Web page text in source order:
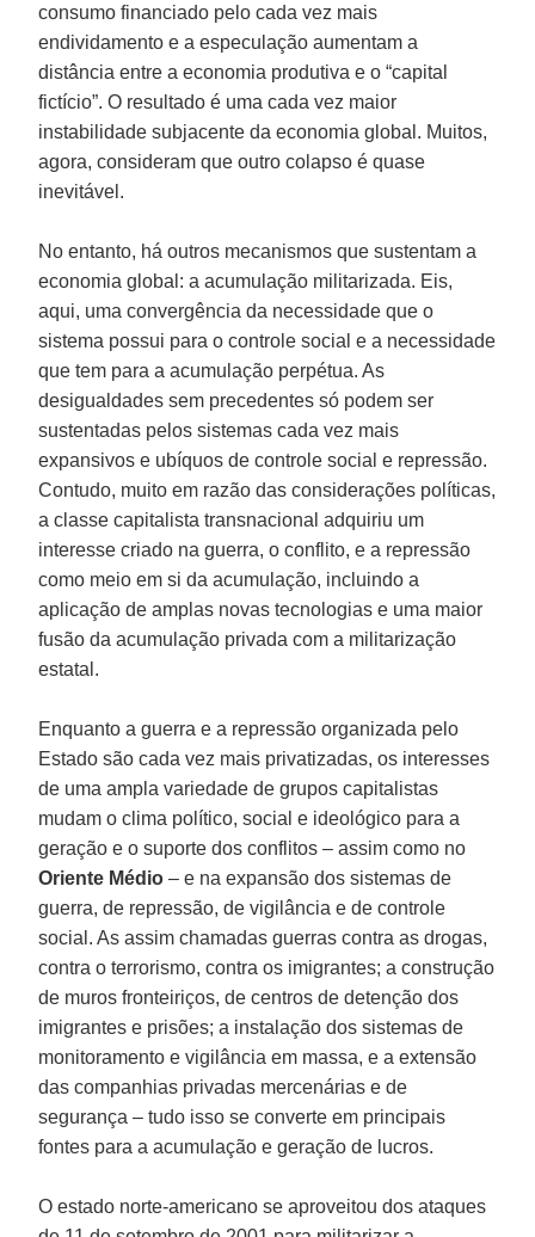
consumo financiado pelo cada vez mais
endividamento e a especulação aumentam a
distância entre a economia produtiva e o “capital
fictício”. O resultado é uma cada vez maior
instabilidade subjacente da economia global. Muitos,
agora, consideram que outro colapso é quase
inevitável.
No entanto, há outros mecanismos que sustentam a
economia global: a acumulação militarizada. Eis,
aqui, uma convergência da necessidade que o
sistema possui para o controle social e a necessidade
que tem para a acumulação perpétua. As
desigualdades sem precedentes só podem ser
sustentadas pelos sistemas cada vez mais
expansivos e ubíquos de controle social e repressão.
Contudo, muito em razão das considerações políticas,
a classe capitalista transnacional adquiriu um
interesse criado na guerra, o conflito, e a repressão
como meio em si da acumulação, incluindo a
aplicação de amplas novas tecnologias e uma maior
fusão da acumulação privada com a militarização
estatal.
Enquanto a guerra e a repressão organizada pelo
Estado são cada vez mais privatizadas, os interesses
de uma ampla variedade de grupos capitalistas
mudam o clima político, social e ideológico para a
geração e o suporte dos conflitos – assim como no
Oriente Médio – e na expansão dos sistemas de
guerra, de repressão, de vigilância e de controle
social. As assim chamadas guerras contra as drogas,
contra o terrorismo, contra os imigrantes; a construção
de muros fronteiriços, de centros de detenção dos
imigrantes e prisões; a instalação dos sistemas de
monitoramento e vigilância em massa, e a extensão
das companhias privadas mercenárias e de
segurança – tudo isso se converte em principais
fontes para a acumulação e geração de lucros.
O estado norte-americano se aproveitou dos ataques